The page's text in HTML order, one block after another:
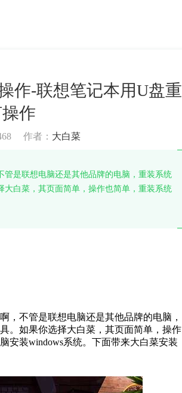
作-联想笔记本用U盘重
作
作者： 大白菜
是联想电脑还是其他品牌的电脑，重装系统
白菜，其页面简单，操作也简单，重装系统
，不管是联想电脑还是其他品牌的电脑，
。如果你选择大白菜，其页面简单，操作
安装windows系统。下面带来大白菜安装